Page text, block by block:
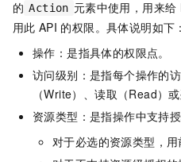
的 Action 元素中使用，用来给
用此 API 的权限。具体说明如下：
操作：是指具体的权限点。
访问级别：是指每个操作的
（Write）、读取（Read）
资源类型：是指操作中支持
对于必选的资源类型，用